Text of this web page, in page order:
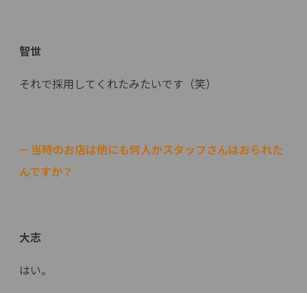
智世
それで採用してくれたみたいです（笑）
— 当時のお店は他にも何人かスタッフさんはおられた
んですか？
大志
はい。